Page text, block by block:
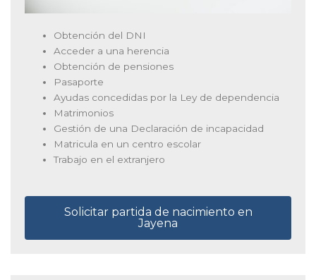
Obtención del DNI
Acceder a una herencia
Obtención de pensiones
Pasaporte
Ayudas concedidas por la Ley de dependencia
Matrimonios
Gestión de una Declaración de incapacidad
Matricula en un centro escolar
Trabajo en el extranjero
Solicitar partida de nacimiento en
Jayena